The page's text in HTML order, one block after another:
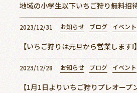
地域の小学生以下いちご狩り無料招
2023/12/31 お知らせ ブログ イベント
【いちご狩りは元旦から営業します!
2023/12/28 お知らせ ブログ イベント
【1月1日よりいちご狩りプレオープ